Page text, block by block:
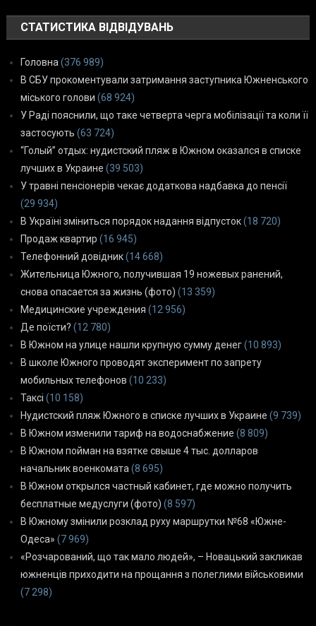
СТАТИСТИКА ВІДВІДУВАНЬ
Головна (376 989)
В СБУ прокоментували затримання заступника Южненського
міського голови (68 924)
У Раді пояснили, що таке четверта черга мобілізації та коли її
застосують (63 724)
“Голый” отдых: нудистский пляж в Южном оказался в списке
лучших в Украине (39 503)
У травні пенсіонерів чекає додаткова надбавка до пенсії
(29 934)
В Україні зміниться порядок надання відпусток(18 720)
Продаж квартир (16 945)
Телефонний довідник(14 668)
Жительница Южного, получившая 19 ножевых ранений,
снова опасается за жизнь (фото) (13 359)
Медицинские учреждения (12 956)
Де поїсти? (12 780)
В Южном на улице нашли крупную сумму денег(10 893)
В школе Южного проводят эксперимент по запрету
мобильных телефонов (10 233)
Таксі (10 158)
Нудистский пляж Южного в списке лучших в Украине (9 739)
В Южном изменили тариф на водоснабжение (8 809)
В Южном пойман на взятке свыше 4 тыс. долларов
начальник военкомата (8 695)
В Южном открылся частный кабинет, где можно получить
бесплатные медуслуги (фото) (8 597)
В Южному змінили розклад руху маршрутки №68 «Южне-
Одеса» (7 969)
«Розчарований, що так мало людей», – Новацький закликав
южненців приходити на прощання з полеглими військовими
(7 298)